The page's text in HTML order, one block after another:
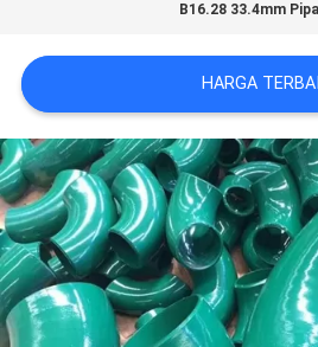
KEBIJAKAN
PRIVASI
B16.28 33.4mm
HARGA